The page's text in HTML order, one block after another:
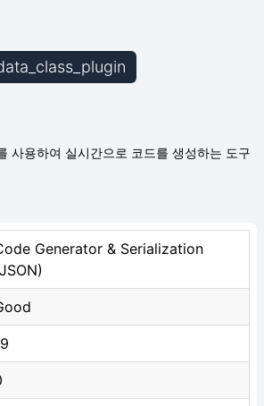
사용하여 실시간으로 코드를 생성하는 도구
Generator & Serialization